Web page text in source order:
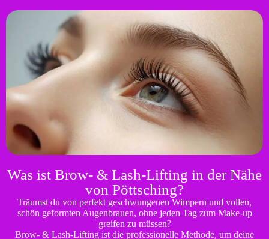
Was ist Brow- & Lash-Lifting in der Nähe
von Pöttsching?
Träumst du von perfekt geschwungenen Wimpern und vollen,
schön geformten Augenbrauen, ohne jeden Tag zum Make-up
greifen zu müssen?
Brow- & Lash-Lifting ist die professionelle Methode, um deine